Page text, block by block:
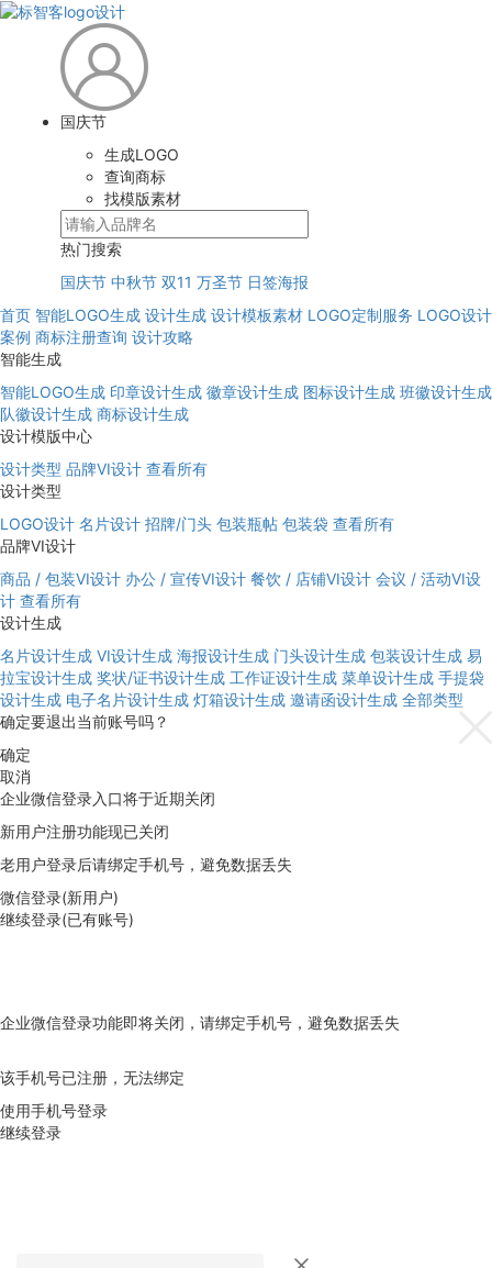
国庆节
生成LOGO
查询商标
找模版素材
热门搜索
国庆节 中秋节 双11 万圣节 日签海报
首页 智能LOGO生成 设计生成 设计模板素材 LOGO定制服务 LOGO设计
案例 商标注册查询 设计攻略
智能生成
智能LOGO生成 印章设计生成 徽章设计生成 图标设计生成 班徽设计生成
队徽设计生成 商标设计生成
设计模版中心
设计类型 品牌VI设计 查看所有
设计类型
LOGO设计 名片设计 招牌/门头 包装瓶帖 包装袋 查看所有
品牌VI设计
商品 / 包装VI设计 办公 / 宣传VI设计 餐饮 / 店铺VI设计 会议 / 活动VI设
计 查看所有
设计生成
名片设计生成 VI设计生成 海报设计生成 门头设计生成 包装设计生成 易
拉宝设计生成 奖状/证书设计生成 工作证设计生成 菜单设计生成 手提袋
设计生成 电子名片设计生成 灯箱设计生成 邀请函设计生成 全部类型
确定要退出当前账号吗？
确定
取消
企业微信登录入口将于近期关闭
新用户注册功能现已关闭
老用户登录后请绑定手机号，避免数据丢失
微信登录(新用户)
继续登录(已有账号)
企业微信登录功能即将关闭，请绑定手机号，避免数据丢失
该手机号已注册，无法绑定
使用手机号登录
继续登录